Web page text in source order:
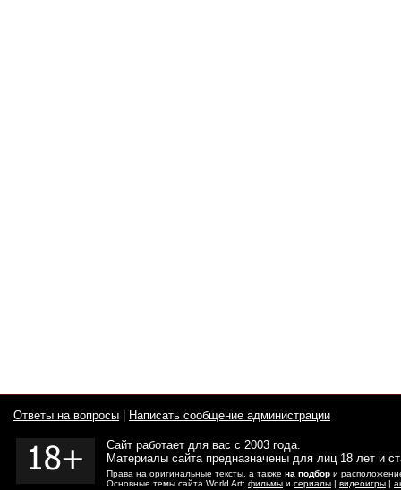
Ответы на вопросы Написать сообщение администрации
Сайт работает для вас с 2003 года.
Материалы сайта предназначены для лиц 18 лет и
Права на оригинальные тексты, а также на подбор и
Основные темы сайта World Art: фильмы и сериалы | видеоигры |